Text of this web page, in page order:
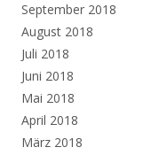
September 2018
August 2018
Juli 2018
Juni 2018
Mai 2018
April 2018
März 2018